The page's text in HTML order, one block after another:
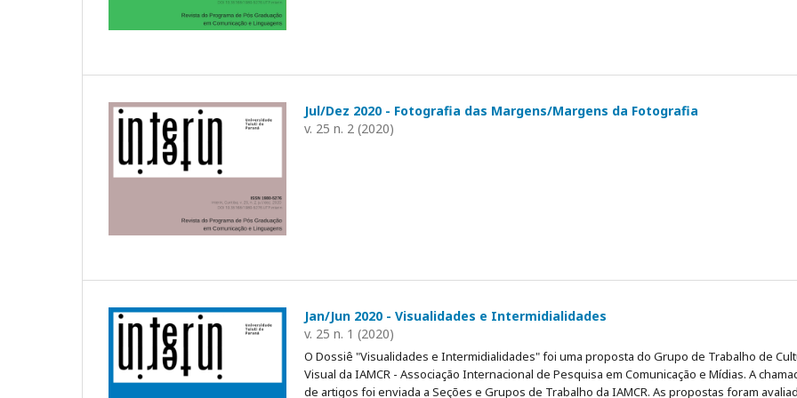
Jul/Dez 2020 - Fotografia das Margens/Margens da Fotografia
v. 25 n. 2 (2020)
Jan/Jun 2020 - Visualidades e Intermidialidades
v. 25 n. 1 (2020)
O Dossiê "Visualidades e Intermidialidades" foi uma proposta do Grupo de Trabalho de
Visual da IAMCR - Associação Internacional de Pesquisa em Comunicação e Mídias. A
de artigos foi enviada a Seções e Grupos de Trabalho da IAMCR. As propostas foram